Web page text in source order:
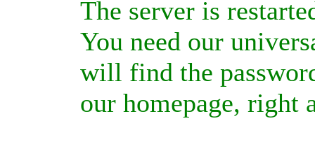
The server is
You need our
will find the
our homepage, right